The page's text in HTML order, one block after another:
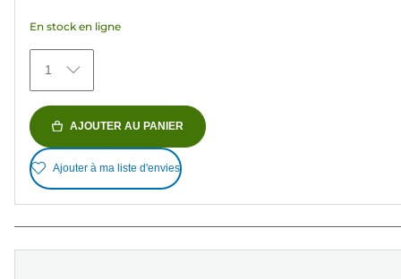
151
avis
En stock en ligne
1
AJOUTER AU PANIER
Ajouter à ma liste d'envies